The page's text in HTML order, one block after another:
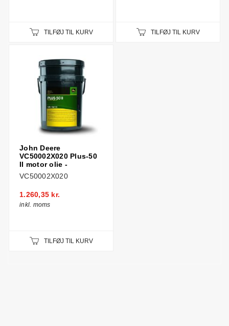
TILFØJ TIL KURV TILFØJ TIL KURV
John Deere
VC50002X020 Plus-50
II motor olie -
VC50002X020
1.260,35 kr.
inkl. moms
TILFØJ TIL KURV